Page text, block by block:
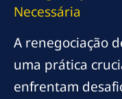
Necessária
A renegociação
uma prática
enfrentam